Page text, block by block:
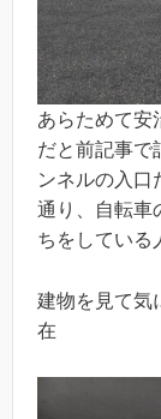
あらためて安
だと前記事で
ンネルの入口
通り、自転車
ちをしている
建物を見て気
在